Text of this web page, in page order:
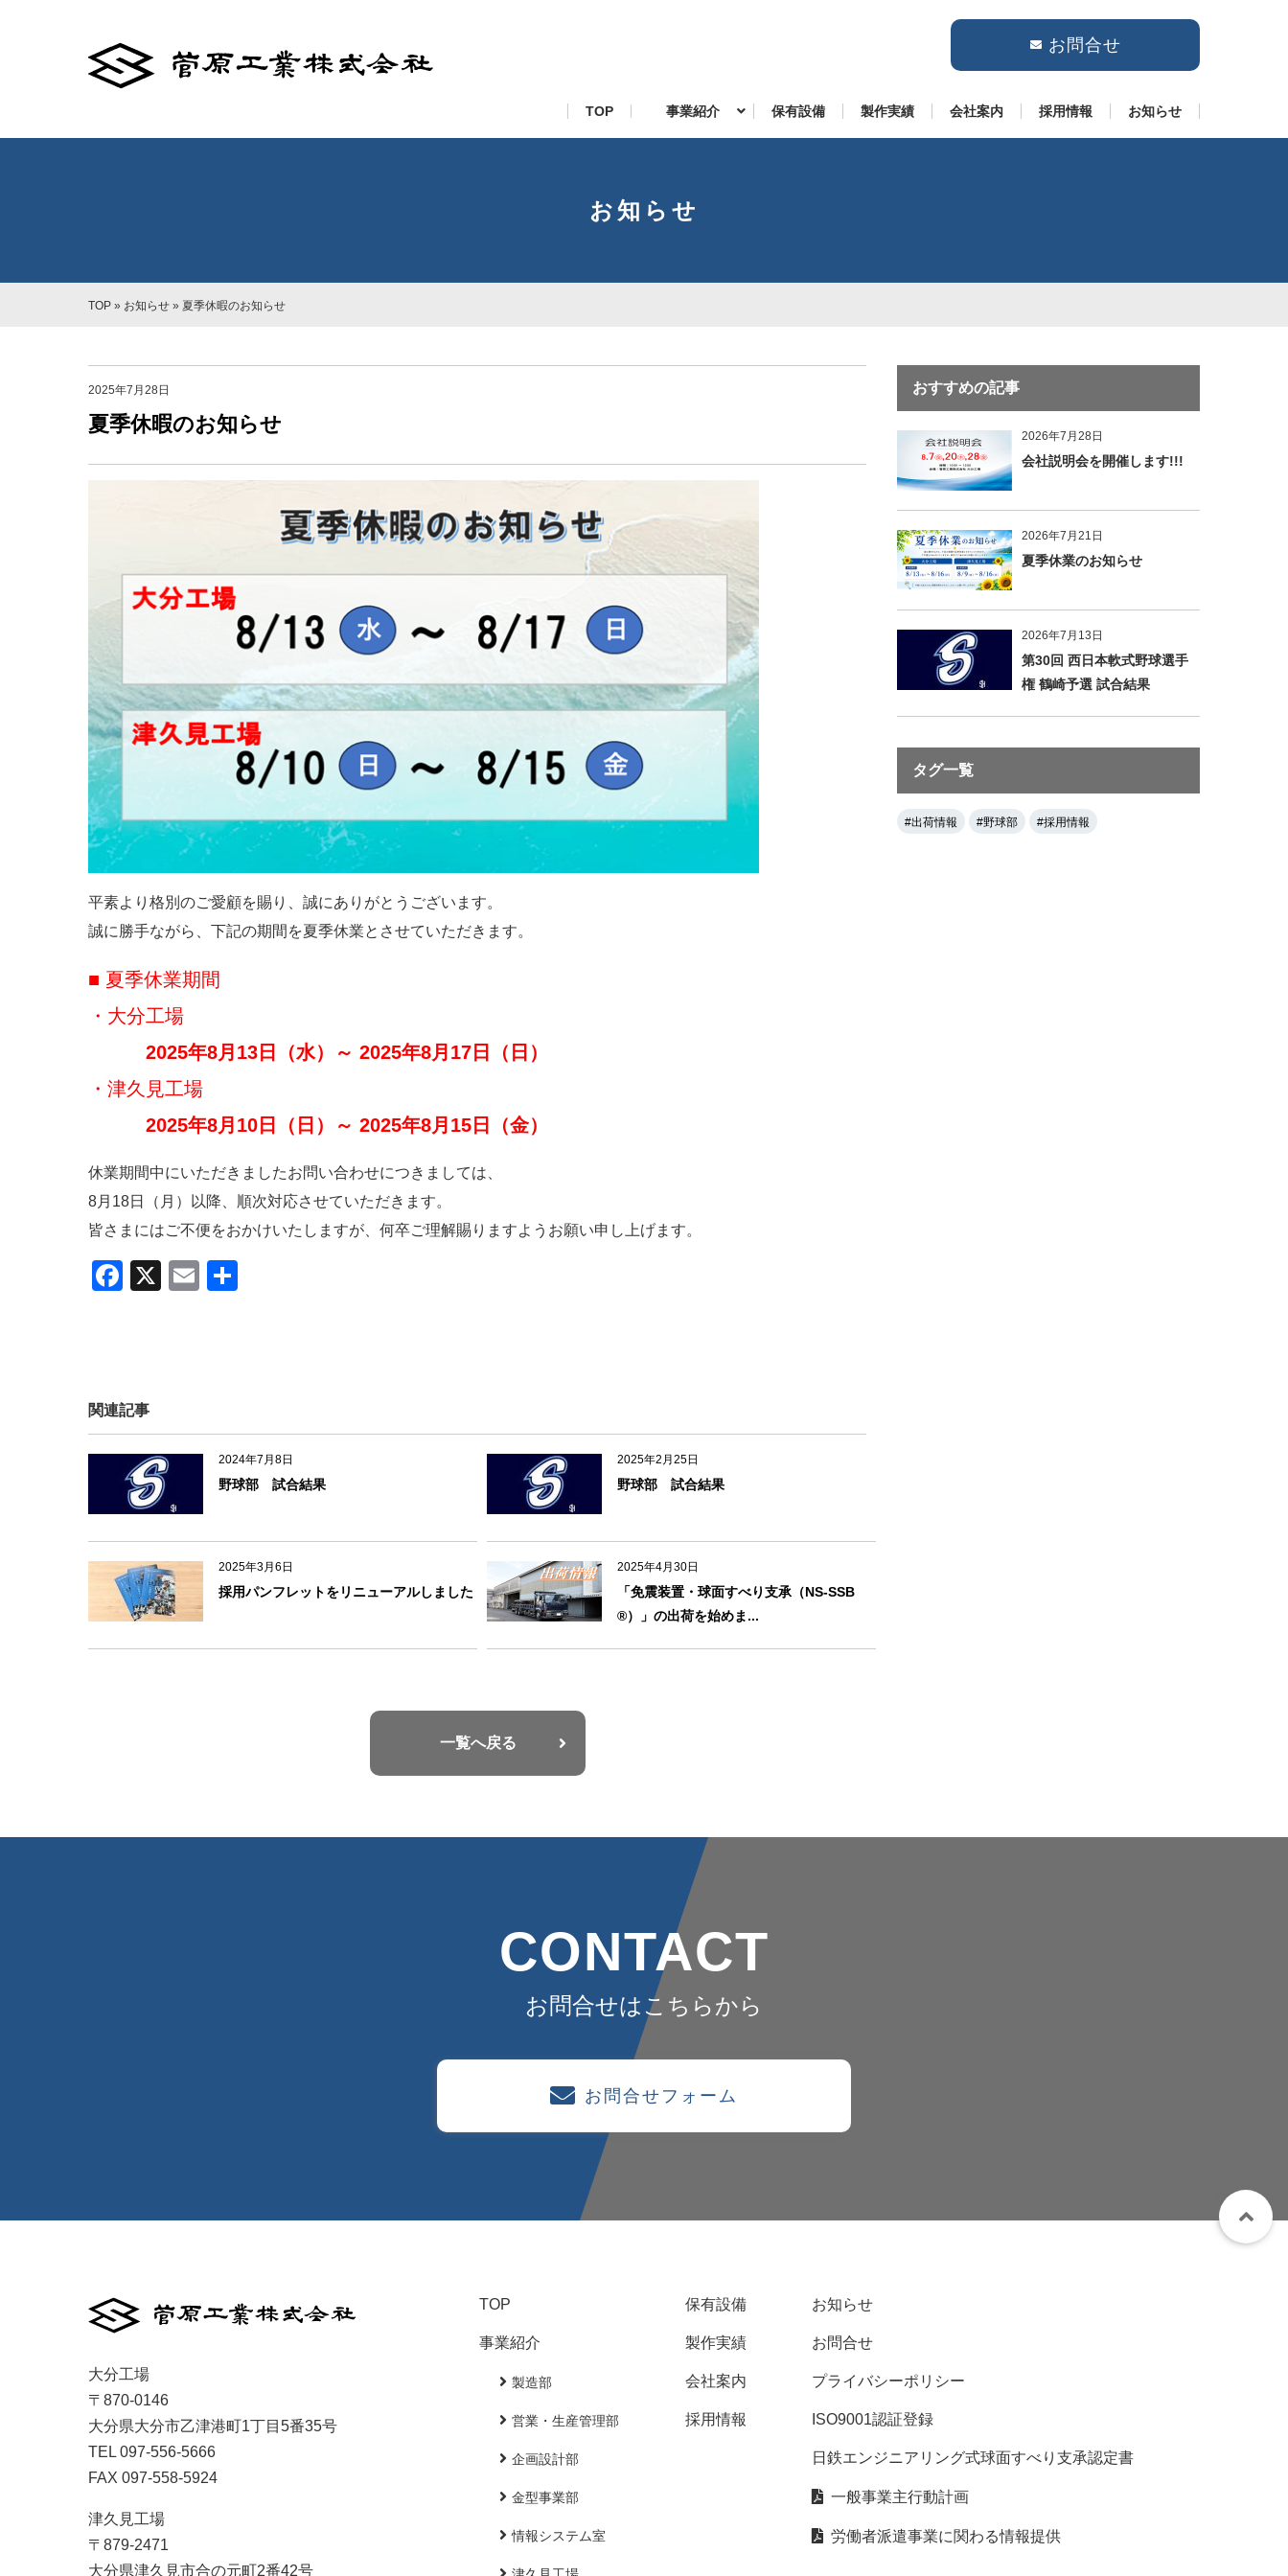
TOP 事業紹介 保有設備 製作実績 会社案内 採用情報 お知らせ
お問合せ
お知らせ
TOP » お知らせ » 夏季休暇のお知らせ
2025年7月28日
夏季休暇のお知らせ
平素より格別のご愛顧を賜り、誠にありがとうございます。
誠に勝手ながら、下記の期間を夏季休業とさせていただきます。
■ 夏季休業期間
・大分工場
2025年8月13日（水）～ 2025年8月17日（日）
・津久見工場
2025年8月10日（日）～ 2025年8月15日（金）
休業期間中にいただきましたお問い合わせにつきましては、
8月18日（月）以降、順次対応させていただきます。
皆さまにはご不便をおかけいたしますが、何卒ご理解賜りますようお願い申し上げます。
F
b
o
o
k
X
E
関連記事
2024年7月8日
野球部 試合結果
2025年2月25日
野球部 試合結果
2025年3月6日
採用パンフレットをリニューアルしました
2025年4月30日
「免震装置・球面すべり支承（NS-SSB
®）」の出荷を始めま...
一覧へ戻る
おすすめの記事
2026年7月28日
会社説明会を開催します!!!
2026年7月21日
夏季休業のお知らせ
2026年7月13日
第30回 西日本軟式野球選手
権 鶴崎予選 試合結果
タグ一覧
#出荷情報 #野球部 #採用情報
CONTACT
お問合せはこちらから
お問合せフォーム
大分工場
〒870-0146
大分県大分市乙津港町1丁目5番35号
TEL 097-556-5666
FAX 097-558-5924
津久見工場
〒879-2471
大分県津久見市合の元町2番42号
TOP
事業紹介
製造部
営業・生産管理部
企画設計部
金型事業部
情報システム室
保有設備
製作実績
会社案内
採用情報
お知らせ
お問合せ
プライバシーポリシー
ISO9001認証登録
日鉄エンジニアリング式球面すべり支承認定書
一般事業主行動計画
労働者派遣事業に関わる情報提供